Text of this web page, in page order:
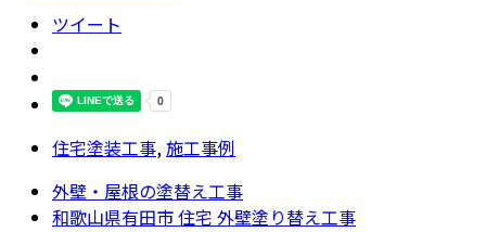
ツイート
住宅塗装工事,施工事例
外壁・屋根の塗替え工事
和歌山県有田市 住宅 外壁塗り替え工事